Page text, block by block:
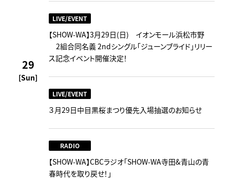
29
[Sun]
LIVE/EVENT
【SHOW-WA】3月29日(日) イオンモール浜松市野
2組合同名義 2ndシングル「ジューンブライド」リリー
ス記念イベント開催決定！
LIVE/EVENT
３月29日中目黒桜まつり優先入場抽選のお知らせ
RADIO
【SHOW-WA】CBCラジオ｢SHOW-WA寺田&青山の青
春時代を取り戻せ！｣